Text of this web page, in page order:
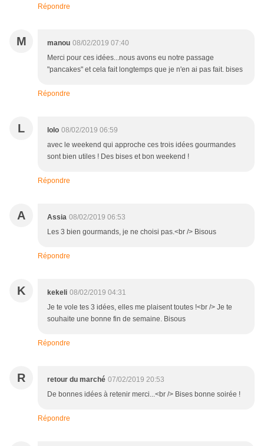
Répondre
M manou 08/02/2019 07:40
Merci pour ces idées...nous avons eu notre passage
"pancakes" et cela fait longtemps que je n'en ai pas fait. bises
Répondre
L lolo 08/02/2019 06:59
avec le weekend qui approche ces trois idées gourmandes
sont bien utiles ! Des bises et bon weekend !
Répondre
A Assia 08/02/2019 06:53
Les 3 bien gourmands, je ne choisi pas.<br /> Bisous
Répondre
K kekeli 08/02/2019 04:31
Je te vole tes 3 idées, elles me plaisent toutes !<br /> Je te
souhaite une bonne fin de semaine. Bisous
Répondre
R retour du marché 07/02/2019 20:53
De bonnes idées à retenir merci...<br /> Bises bonne soirée !
Répondre